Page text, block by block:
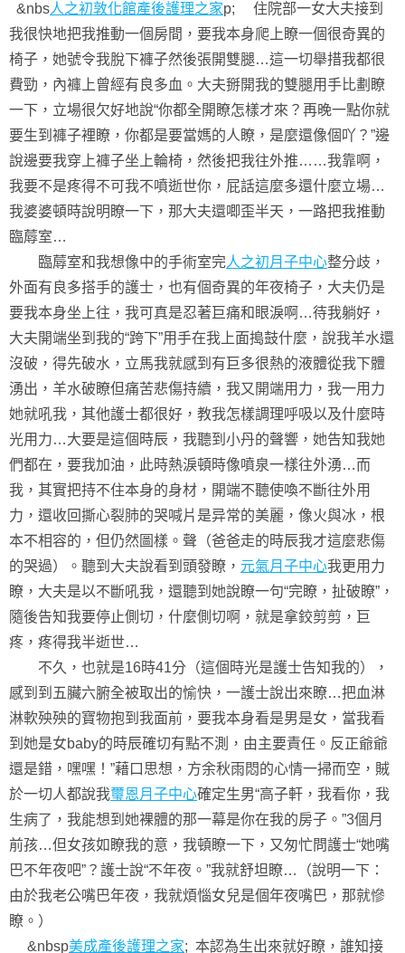
&nbs人之初敦化館產後護理之家p; 住院部一女大夫接到
我很快地把我推動一個房間，要我本身爬上瞭一個很奇異的
椅子，她號令我脫下褲子然後張開雙腿…這一切舉措我都很
費勁，內褲上曾經有良多血。大夫掰開我的雙腿用手比劃瞭
一下，立場很欠好地說“你都全開瞭怎樣才來？再晚一點你就
要生到褲子裡瞭，你都是要當媽的人瞭，是麼還像個吖？”邊
說邊要我穿上褲子坐上輪椅，然後把我往外推……我靠啊，
我要不是疼得不可我不噴逝世你，屁話這麼多還什麼立場…
我婆婆頓時說明瞭一下，那大夫還唧歪半天，一路把我推動
臨蓐室…
臨蓐室和我想像中的手術室完人之初月子中心整分歧，
外面有良多搭手的護士，也有個奇異的年夜椅子，大夫仍是
要我本身坐上往，我可真是忍著巨痛和眼淚啊…待我躺好，
大夫開端坐到我的“跨下”用手在我上面搗鼓什麼，說我羊水還
沒破，得先破水，立馬我就感到有巨多很熱的液體從我下體
湧出，羊水破瞭但痛苦悲傷持續，我又開端用力，我一用力
她就吼我，其他護士都很好，教我怎樣調理呼吸以及什麼時
光用力…大要是這個時辰，我聽到小丹的聲響，她告知我她
們都在，要我加油，此時熱淚頓時像噴泉一樣往外湧…而
我，其實把持不住本身的身材，開端不聽使喚不斷往外用
力，還收回撕心裂肺的哭喊片是异常的美麗，像火與冰，根
本不相容的，但仍然圖樣。聲（爸爸走的時辰我才這麼悲傷
的哭過）。聽到大夫說看到頭發瞭， 元氣月子中心我更用力
瞭，大夫是以不斷吼我，還聽到她說瞭一句“完瞭，扯破瞭”，
隨後告知我要停止側切，什麼側切啊，就是拿鉸剪剪，巨
疼，疼得我半逝世…
不久，也就是16時41分（這個時光是護士告知我的），
感到到五臟六腑全被取出的愉快，一護士說出來瞭…把血淋
淋軟殃殃的寶物抱到我面前，要我本身看是男是女，當我看
到她是女baby的時辰確切有點不測，由主要責任。反正爺爺
還是錯，嘿嘿！”藉口思想，方余秋雨悶的心情一掃而空，賊
於一切人都說我璽恩月子中心確定生男“高子軒，我看你，我
生病了，我能想到她裸體的那一幕是你在我的房子。”3個月
前孩…但女孩如瞭我的意，我頓瞭一下，又匆忙問護士“她嘴
巴不年夜吧”？護士說“不年夜。”我就舒坦瞭…（說明一下：
由於我老公嘴巴年夜，我就煩惱女兒是個年夜嘴巴，那就慘
瞭。）
&nbsp美成產後護理之家; 本認為生出來就好瞭，誰知接